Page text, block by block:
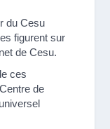
du Cesu
figurent sur
de Cesu.
ces
de